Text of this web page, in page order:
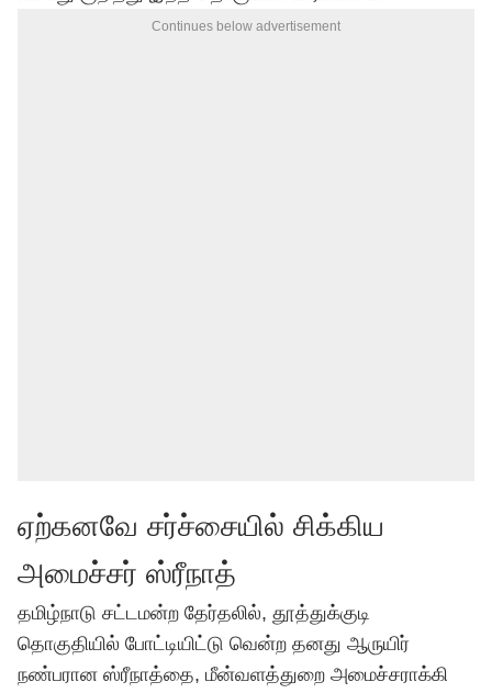
Continues below advertisement
ஏற்கனவே சர்ச்சையில் சிக்கிய
அமைச்சர் ஸ்ரீநாத்
தமிழ்நாடு சட்டமன்ற தேர்தலில், தூத்துக்குடி
தொகுதியில் போட்டியிட்டு வென்ற தனது ஆருயிர்
நண்பரான ஸ்ரீநாத்தை, மீன்வளத்துறை அமைச்சராக்கி